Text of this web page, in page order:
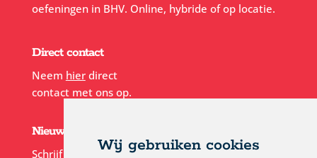
Wij gebruiken cookies
oefeningen in BHV. Online, hybride of op locatie.
Direct contact
Neem hierdirect
contact met ons op.
Nieuwsbrief
Schrijf je in voor onzenieuwsbrief